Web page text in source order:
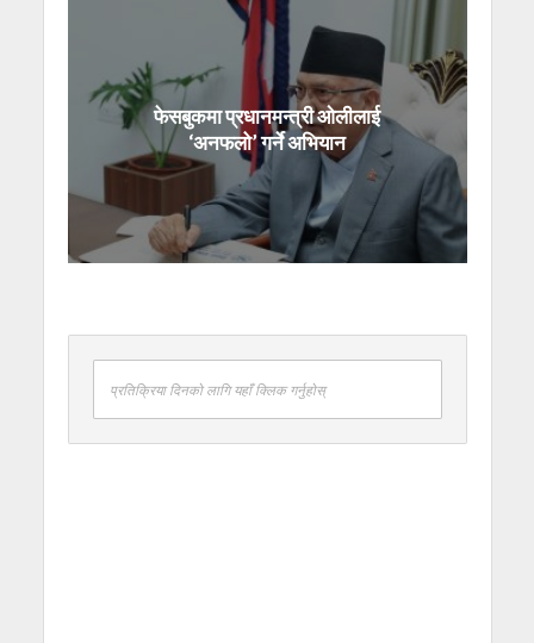
फेसबुकमा प्रधानमन्त्री ओलीलाई
‘अनफलो’ गर्ने अभियान
प्रतिक्रिया दिनको लागि यहाँ क्लिक गर्नुहोस्